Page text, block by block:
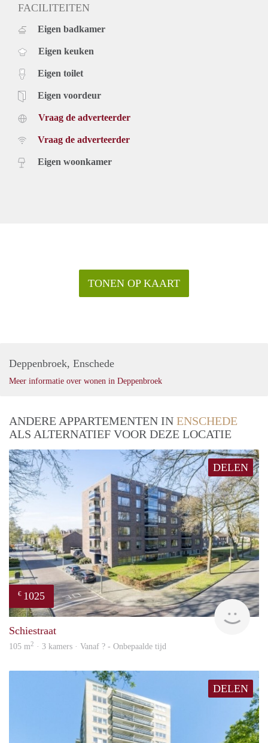
FACILITEITEN
Eigen badkamer
Eigen keuken
Eigen toilet
Eigen voordeur
Vraag de adverteerder
Vraag de adverteerder
Eigen woonkamer
TONEN OP KAART
Deppenbroek, Enschede
Meer informatie over wonen in Deppenbroek
ANDERE APPARTEMENTEN IN ENSCHEDE
ALS ALTERNATIEF VOOR DEZE LOCATIE
DELEN
€ 1025
Schiestraat
105 m2 · 3 kamers · Vanaf ? - Onbepaalde tijd
DELEN